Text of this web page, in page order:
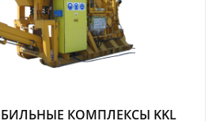
КОМПЛЕКСЫ KKL